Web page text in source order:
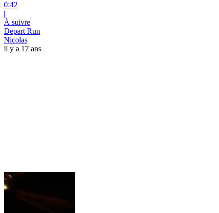
0:42
|
À suivre
Depart Run
Nicolas
il y a 17 ans